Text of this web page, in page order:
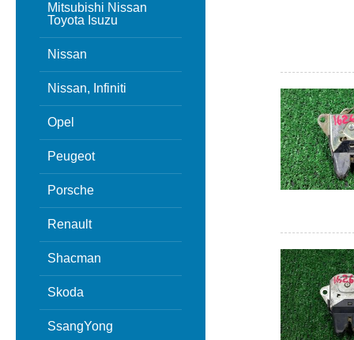
Mitsubishi Nissan
Toyota Isuzu
Nissan
Nissan, Infiniti
Opel
Peugeot
Porsche
Renault
Shacman
Skoda
SsangYong